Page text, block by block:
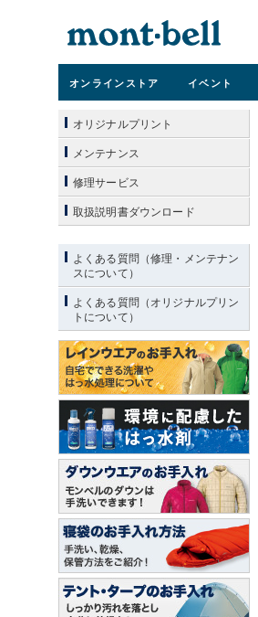
オンラインストア イベント
オリジナルプリント
メンテナンス
修理サービス
取扱説明書ダウンロード
よくある質問（修理・メンテナン
スについて）
よくある質問（オリジナルプリン
トについて）